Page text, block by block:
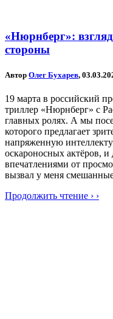
«Нюрнберг»:
стороны
Автор Олег Бухарев,
19 марта в российский
триллер «Нюрнберг» с
главных ролях. А мы
которого предлагает
напряженную
оскароносных актёров,
впечатлениями от
вызвал у меня
Продолжить чтение › ›